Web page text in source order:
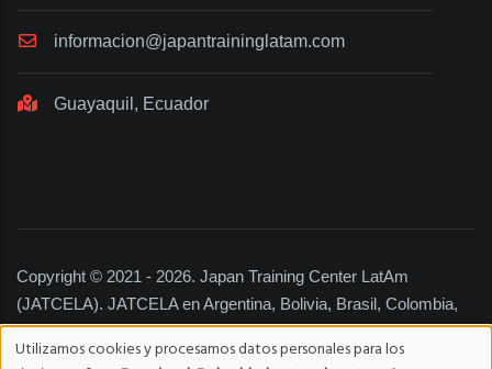
informacion@japantraininglatam.com
Guayaquil, Ecuador
Copyright © 2021 - 2026. Japan Training Center LatAm
(JATCELA). JATCELA en Argentina, Bolivia, Brasil, Colombia,
Chile, Ecuador, España, Estados Unidos, Guatemala,
Honduras, México, Panamá, Perú, República Dominicana y
Utilizamos cookies y procesamos datos personales para los